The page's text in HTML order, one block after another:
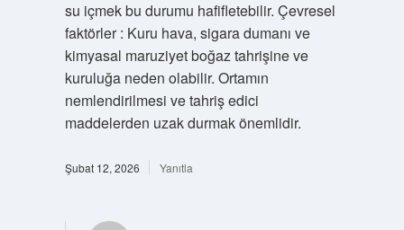
su içmek bu durumu hafifletebilir. Çevresel
faktörler : Kuru hava, sigara dumanı ve
kimyasal maruziyet boğaz tahrişine ve
kuruluğa neden olabilir. Ortamın
nemlendirilmesi ve tahriş edici
maddelerden uzak durmak önemlidir.
Şubat 12, 2026 Yanıtla